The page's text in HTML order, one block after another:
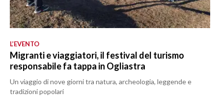
L’EVENTO
Migranti e viaggiatori, il festival del turismo
responsabile fa tappa in Ogliastra
Un viaggio di nove giorni tra natura, archeologia, leggende e
tradizioni popolari